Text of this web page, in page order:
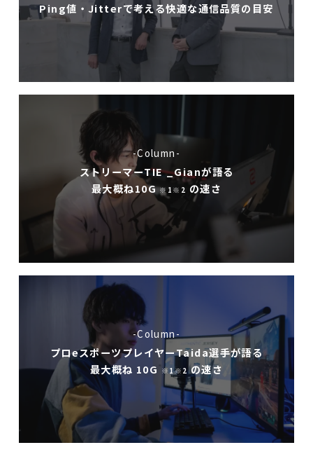
Ping値・Jitterで考える快適な通信品質の目安
-Column-
ストリーマーTIE _Gianが語る
最大概ね10G ※1※2 の速さ
-Column-
プロeスポーツプレイヤーTaida選手が語る
最大概ね 10G ※1※2 の速さ